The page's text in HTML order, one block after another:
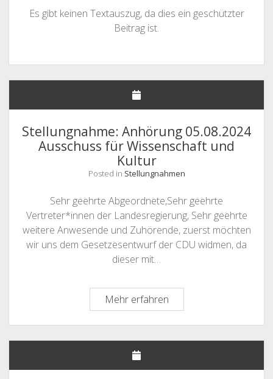
Es gibt keinen Textauszug, da dies ein geschützter
Beitrag ist.
Stellungnahme: Anhörung 05.08.2024
Ausschuss für Wissenschaft und
Kultur
Posted in Stellungnahmen
Sehr geehrte Abgeordnete,Sehr geehrte
Vertreter*innen der Landesregierung, Sehr geehrte
weitere Anwesende und Zuhörende, zuerst möchten
wir uns dem Gesetzesentwurf der CDU widmen, da
dieser mit…
Mehr erfahrenStellungnahme:
Anhörung
05.08.2024
Ausschuss
Wissenschaft